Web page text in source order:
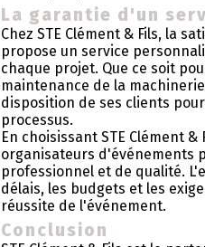
La garantie d'un
Chez STE Clément & Fils, la
propose un service
chaque projet. Que ce soit
maintenance de la
disposition de ses clients
processus.
En choisissant STE Clément
organisateurs d'événements
professionnel et de qualité.
délais, les budgets et les
réussite de l'événement.
Conclusion